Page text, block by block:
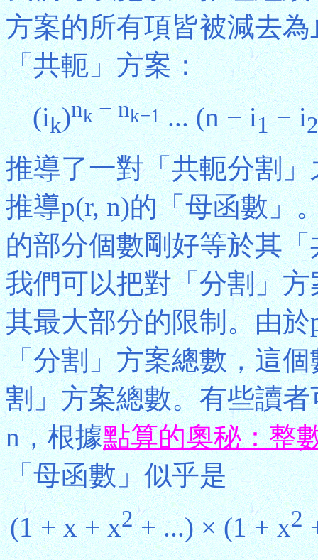
方案的所有項皆被減去
「共軛」方案：
(ik)nk− nk−1... (n − i1− i2
推導了一對「共軛分割
推導p(r, n)的「母函數」
的部分個數剛好等於其
我們可以把對「分割」
其最大部分的限制。由
「分割」方案總數，這
割」方案總數。有些讀
n，根據點算的奧秘：整
「母函數」似乎是
(1 + x + x2+ ...) × (1 + x2